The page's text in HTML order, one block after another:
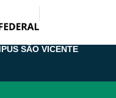
SÃO VICENTE